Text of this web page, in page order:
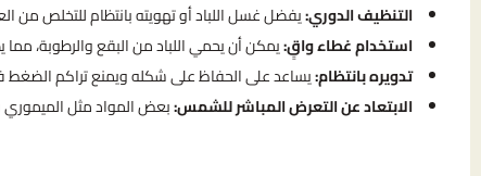
التنظيف الدوري:يفضل غسل اللباد أو تهويته بانتظام للتخلص من
استخدام غطاء واقٍ:يمكن أن يحمي اللباد من البقع والرطوبة، مما
تدويره بانتظام:يساعد على الحفاظ على شكله ويمنع تراكم
الابتعاد عن التعرض المباشر للشمس:بعض المواد مثل الميموري